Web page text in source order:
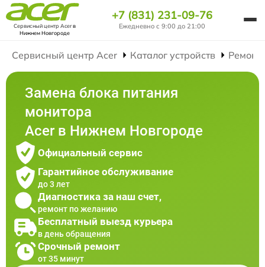
Сервисный центр Acerв
Нижнем Новгороде
+7 (831) 231-09-76
Ежедневно с 9:00 до 21:00
Сервисный центр Acer Каталог устройств
Замена блока питания
монитора
Acer в Нижнем Новгороде
Официальный сервис
Гарантийное обслуживание
до 3 лет
Диагностика за наш счет,
ремонт по желанию
Бесплатный выезд курьера
в день обращения
Срочный ремонт
от 35 минут